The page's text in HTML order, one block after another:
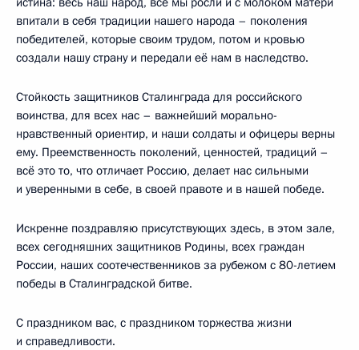
впитали в себя традиции нашего народа – поколения
победителей, которые своим трудом, потом и кровью
создали нашу страну и передали её нам в наследство.
Стойкость защитников Сталинграда для российского
воинства, для всех нас – важнейший морально-
нравственный ориентир, и наши солдаты и офицеры верны
ему. Преемственность поколений, ценностей, традиций –
всё это то, что отличает Россию, делает нас сильными
и уверенными в себе, в своей правоте и в нашей победе.
Искренне поздравляю присутствующих здесь, в этом зале,
всех сегодняшних защитников Родины, всех граждан
России, наших соотечественников за рубежом с 80-летием
победы в Сталинградской битве.
С праздником вас, с праздником торжества жизни
и справедливости.